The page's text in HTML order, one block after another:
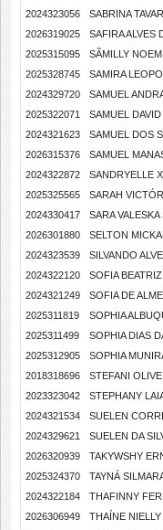
2024323056
SABRINA
2026319025
SAFIRA ALVES
2025315095
SÃMILLY
2025328745
SAMIRA
2024329720
SAMUEL
2025322071
SAMUEL
2024321623
SAMUEL DOS
2026315376
SAMUEL
2024322872
SANDRYELLE
2025325565
SARAH
2024330417
SARA
2026301880
SELTON
2024323539
SILVANDO
2024322120
SOFIA
2024321249
SOFIA DE
2025311819
SOPHIA
2025311499
SOPHIA DIAS
2025312905
SOPHIA
2018318696
STEFANI
2023323042
STEPHANY
2024321534
SUELEN
2024329621
SUELEN DA
2026320939
TAKYWSHY
2025324370
TAYNÁ
2024322184
THAFINNY
2026306949
THAÍNE